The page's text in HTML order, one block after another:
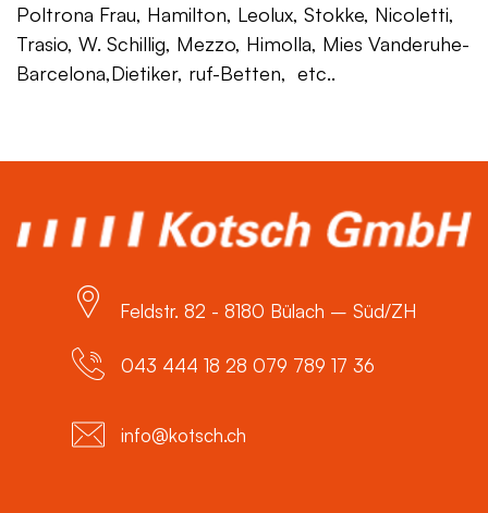
Poltrona Frau, Hamilton, Leolux, Stokke, Nicoletti,
Trasio, W. Schillig, Mezzo, Himolla, Mies Vanderuhe-
Barcelona,Dietiker, ruf-Betten, etc..
Feldstr. 82 - 8180 Bülach – Süd/ZH
043 444 18 28 079 789 17 36
info@kotsch.ch